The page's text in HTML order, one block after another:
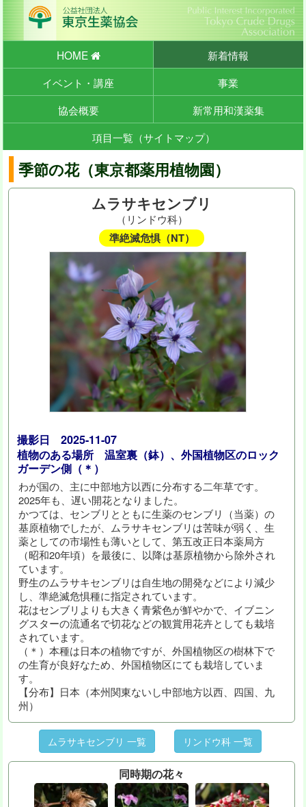
HOME
新着情報
イベント・講座
事業
協会概要
新常用和漢薬集
項目一覧（サイトマップ）
季節の花（東京都薬用植物園）
ムラサキセンブリ
（リンドウ科）
準絶滅危惧（NT）
撮影日 2025-11-07
植物のある場所 温室裏（鉢）、外国植物区のロック
ガーデン側（＊）
わが国の、主に中部地方以西に分布する二年草です。
2025年も、遅い開花となりました。
かつては、センブリとともに生薬のセンブリ（当薬）の
基原植物でしたが、ムラサキセンブリは苦味が弱く、生
薬としての市場性も薄いとして、第五改正日本薬局方
（昭和20年頃）を最後に、以降は基原植物から除外され
ています。
野生のムラサキセンブリは自生地の開発などにより減少
し、準絶滅危惧種に指定されています。
花はセンブリよりも大きく青紫色が鮮やかで、イブニン
グスターの流通名で切花などの観賞用花卉としても栽培
されています。
（＊）本種は日本の植物ですが、外国植物区の樹林下で
の生育が良好なため、外国植物区にても栽培していま
す。
【分布】日本（本州関東ないし中部地方以西、四国、九
州）
ムラサキセンブリ 一覧 リンドウ科 一覧
同時期の花々